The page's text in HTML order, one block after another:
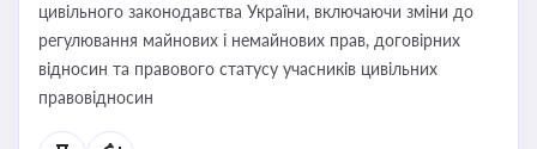
цивільного законодавства України, включаючи зміни до
регулювання майнових і немайнових прав, договірних
відносин та правового статусу учасників цивільних
правовідносин